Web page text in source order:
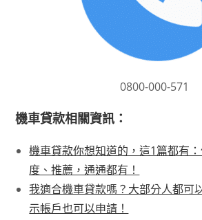
0800-000-571
機車貸款相關資訊：
機車貸款你想知道的，這1篇都有
度、推薦，通通都有！
我適合機車貸款嗎？大部分人都可
示帳戶也可以申請！